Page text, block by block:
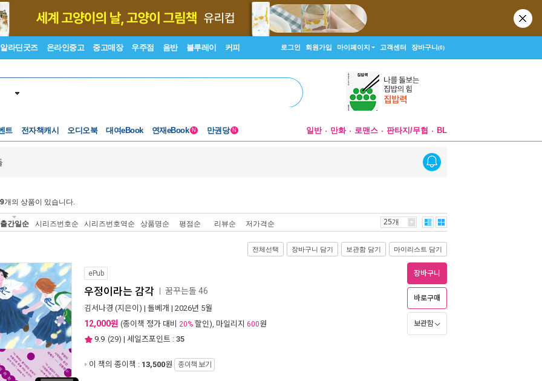
알라딘굿즈 온라인중고 중고매장 우주점 음반 블루레이 커피 로그인 회원가입 마이페이지 고객센터 장바구니(0)
트 전자책캐시 오디오북 대여eBook 연재eBook N 만권당 N 일반 만화 로맨스 판타지/무협 BL
개의 상품이 있습니다.
출간일순 시리즈번호순 시리즈번호역순 상품명순 평점순 리뷰순 저가격순 25개
전체선택 장바구니 담기 보관함 담기 마이리스트 담기
ePub
우정이라는 감각 꿈꾸는돌 46
김서나경 (지은이) | 돌베개 | 2026년 5월
12,000원 (종이책 정가 대비 20% 할인), 마일리지 600원
9.9 (29) | 세일즈포인트 : 35
이 책의 종이책 : 13,500원 종이책 보기
장바구니
바로구매
보관함